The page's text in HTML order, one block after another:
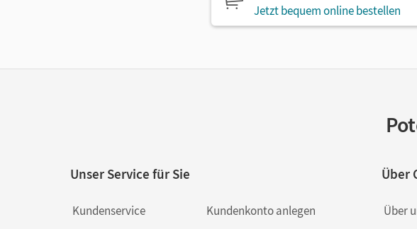
Jetzt bequem online bestellen
Unser Service für Sie
Kundenservice
Kundenkonto anlegen
Über
Über